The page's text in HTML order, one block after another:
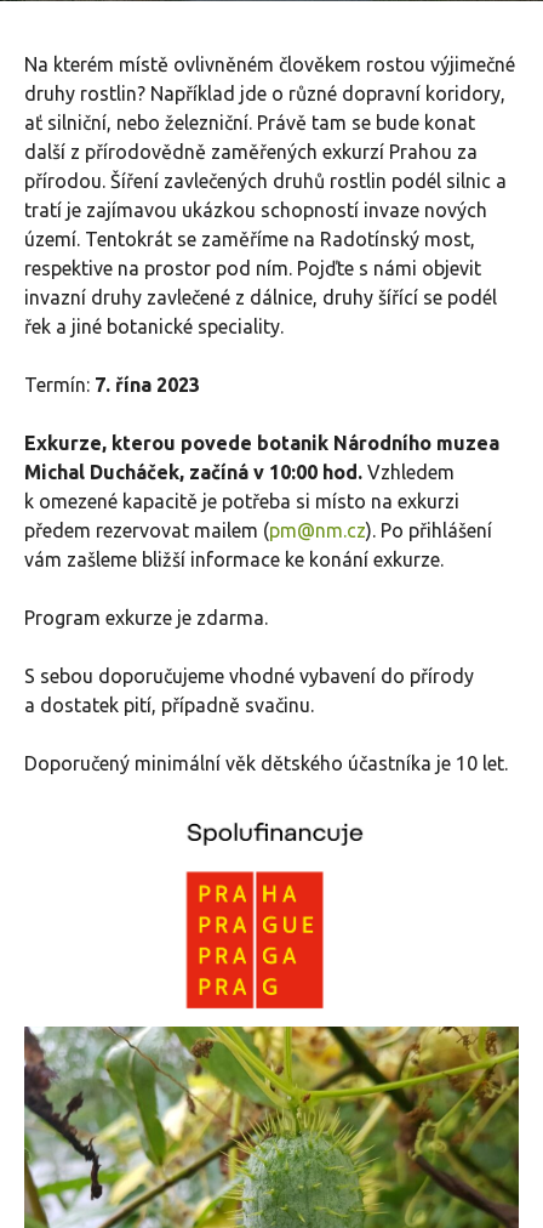
Na kterém místě ovlivněném člověkem rostou výjimečné
druhy rostlin? Například jde o různé dopravní koridory,
ať silniční, nebo železniční. Právě tam se bude konat
další z přírodovědně zaměřených exkurzí Prahou za
přírodou. Šíření zavlečených druhů rostlin podél silnic a
tratí je zajímavou ukázkou schopností invaze nových
území. Tentokrát se zaměříme na Radotínský most,
respektive na prostor pod ním. Pojďte s námi objevit
invazní druhy zavlečené z dálnice, druhy šířící se podél
řek a jiné botanické speciality.
Termín: 7. řína 2023
Exkurze, kterou povede botanik Národního muzea
Michal Ducháček, začíná v 10:00 hod. Vzhledem
k omezené kapacitě je potřeba si místo na exkurzi
předem rezervovat mailem (pm@nm.cz). Po přihlášení
vám zašleme bližší informace ke konání exkurze.
Program exkurze je zdarma.
S sebou doporučujeme vhodné vybavení do přírody
a dostatek pití, případně svačinu.
Doporučený minimální věk dětského účastníka je 10 let.